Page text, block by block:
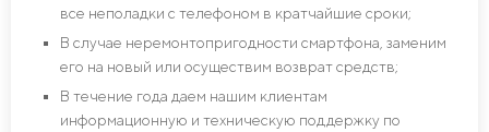
все неполадки с телефоном в кратчайшие сроки;
В случае неремонтопригодности смартфона, заменим
его на новый или осуществим возврат средств;
В течение года даем нашим клиентам
информационную и техническую поддержку по